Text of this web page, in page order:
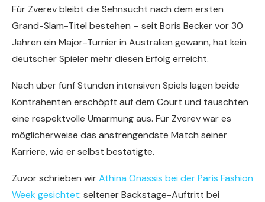
Für Zverev bleibt die Sehnsucht nach dem ersten
Grand-Slam-Titel bestehen – seit Boris Becker vor 30
Jahren ein Major-Turnier in Australien gewann, hat kein
deutscher Spieler mehr diesen Erfolg erreicht.
Nach über fünf Stunden intensiven Spiels lagen beide
Kontrahenten erschöpft auf dem Court und tauschten
eine respektvolle Umarmung aus. Für Zverev war es
möglicherweise das anstrengendste Match seiner
Karriere, wie er selbst bestätigte.
Zuvor schrieben wirAthina Onassis bei der Paris Fashion
Week gesichtet: seltener Backstage-Auftritt bei